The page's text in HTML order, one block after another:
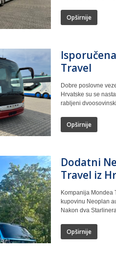
Opširnije
Travel
Dobre poslovne
Hrvatske su se
rabljeni
Opširnije
Dodatni
Travel iz
Kompanija Mondea
kupovinu Neoplan
Nakon dva
Opširnije